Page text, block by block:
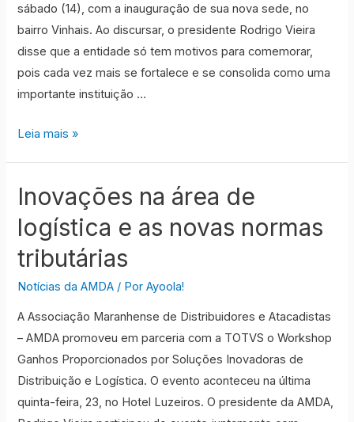
sábado (14), com a inauguração de sua nova sede, no
bairro Vinhais. Ao discursar, o presidente Rodrigo Vieira
disse que a entidade só tem motivos para comemorar,
pois cada vez mais se fortalece e se consolida como uma
importante instituição …
AMDA
anos
e
comemora
inaugurando
nova
Leia mais »
Inovações na área de
logística e as novas normas
tributárias
Notícias da AMDA / PorAyoola!
A Associação Maranhense de Distribuidores e Atacadistas
– AMDA promoveu em parceria com a TOTVS o Workshop
Ganhos Proporcionados por Soluções Inovadoras de
Distribuição e Logística. O evento aconteceu na última
quinta-feira, 23, no Hotel Luzeiros. O presidente da AMDA,